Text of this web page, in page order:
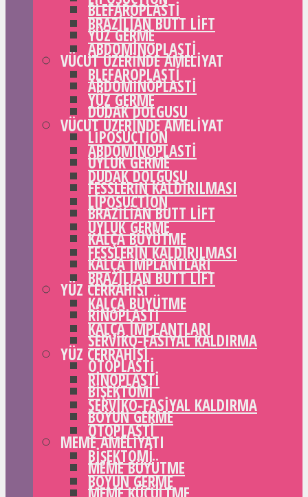
BLEFAROPLASTI
YÜZ GERME
VÜCUT ÜZERINDE AMELIYAT
ABDOMINOPLASTI
DUDAK DOLGUSU
LIPOSUCTION
UYLUK GERME
FESSLERIN KALDIRILMASI
BRAZILIAN BUTT LIFT
KALÇA BÜYÜTME
KALÇA IMPLANTLARI
YÜZ CERRAHISI
RINOPLASTI
SERVIKO-FASIYAL KALDIRMA
OTOPLASTI
BIŞEKTOMI
BOYUN GERME
MEME AMELIYATI
MEME BÜYÜTME
BRAZILIAN BUTT LIFT
ABDOMINOPLASTI
BLEFAROPLASTI
YÜZ GERME
VÜCUT ÜZERINDE AMELIYAT
ABDOMINOPLASTI
DUDAK DOLGUSU
LIPOSUCTION
UYLUK GERME
FESSLERIN KALDIRILMASI
BRAZILIAN BUTT LIFT
KALÇA BÜYÜTME
KALÇA IMPLANTLARI
YÜZ CERRAHISI
RINOPLASTI
SERVIKO-FASIYAL KALDIRMA
OTOPLASTI
BIŞEKTOMI
BOYUN GERME